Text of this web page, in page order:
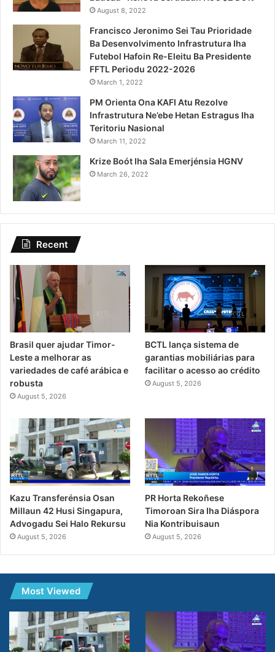
August 8, 2022
Francisco Jeronimo Sei Tau Prioridade
Ba Desenvolvimento Infrastrutura Iha
Futebol Hafoin Re-Eleitu Ba Presidente
FFTL Periodu 2022-2026
March 1, 2022
PM Orienta Ona KAFI Atu Rezolve
Infrastrutura Ne’ebe Hetan Estragus Iha
Teritoriu Nasional
March 11, 2022
Krize Boót Iha Sala Emerjénsia HGNV
March 26, 2022
Recent
Brasil quer ajudar Timor-
Leste a melhorar as
variedades de café arábica e
robusta
August 5, 2026
BCTL lança sistema de
garantias mobiliárias para
facilitar o acesso ao crédito
August 5, 2026
Kazu Transferénsia Osan
Millaun 42 Husi Singapura,
Advogadu Sei Halo Rekursu
August 5, 2026
PR Horta Rekoñese
Timoroan Sira Iha Diáspora
Nia Kontribuisaun
August 5, 2026
Most Viewed